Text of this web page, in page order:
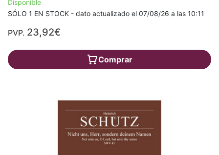
Disponible
SÓLO 1 EN STOCK - dato actualizado el 07/08/26 a las 10:11
PVP. 23,92€
Comprar